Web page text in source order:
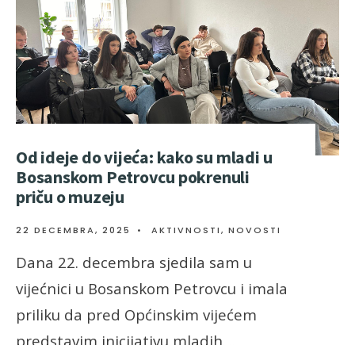
Od ideje do vijeća: kako su mladi u
Bosanskom Petrovcu pokrenuli
priču o muzeju
22 DECEMBRA, 2025 • AKTIVNOSTI, NOVOSTI
Dana 22. decembra sjedila sam u
vijećnici u Bosanskom Petrovcu i imala
priliku da pred Općinskim vijećem
predstavim inicijativu mladih....